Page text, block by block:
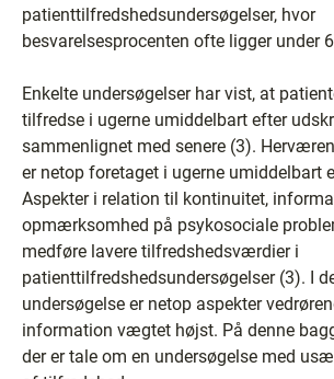
patienttilfredshedsundersøgelser, hvor
besvarelsesprocenten ofte ligger under
Enkelte undersøgelser har vist, at
tilfredse i ugerne umiddelbart efter
sammenlignet med senere (3).
er netop foretaget i ugerne umiddelbart
Aspekter i relation til kontinuitet,
opmærksomhed på psykosociale
medføre lavere tilfredshedsværdier i
patienttilfredshedsundersøgelser (3). I
undersøgelse er netop aspekter
information vægtet højst. På denne
der er tale om en undersøgelse med